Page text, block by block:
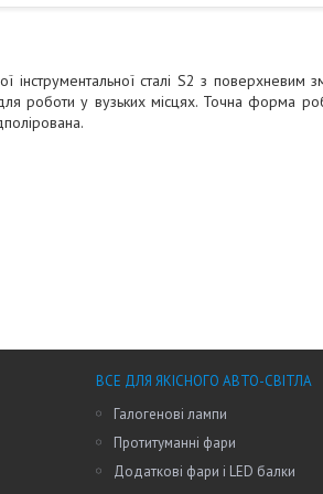
інструментальної сталі S2 з поверхневим
роботи у вузьких місцях. Точна форма
ВСЕ ДЛЯ ЯКІСНОГО АВТО-СВІТЛА
Галогенові лампи
Протитуманні фари
Додаткові фари і LED балки